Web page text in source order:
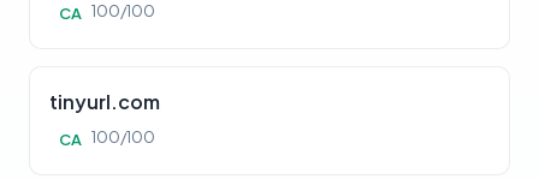
CA 100/100
tinyurl.com
CA 100/100